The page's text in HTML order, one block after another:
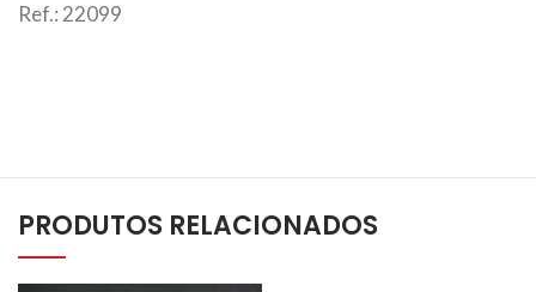
Ref.: 22099
PRODUTOS RELACIONADOS